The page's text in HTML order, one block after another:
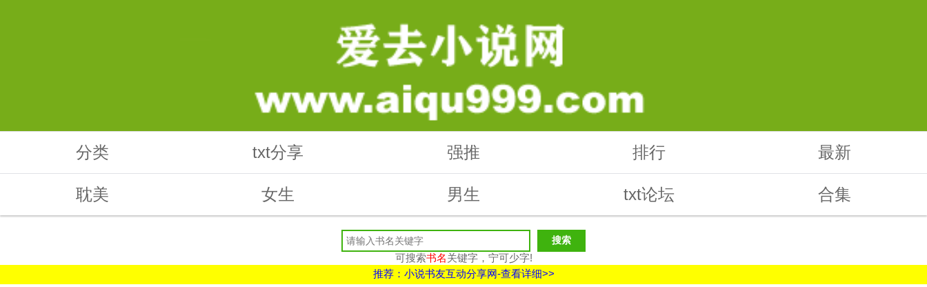
分类 txt分享 强推 排行 最新
耽美 女生 男生 txt论坛 合集
可搜索书名关键字，宁可少字!
推荐：小说书友互动分享网-查看详细>>